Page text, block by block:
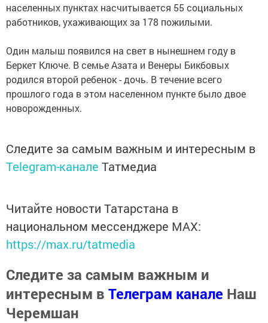
населенных пунктах насчитывается 55 социальных
работников, ухаживающих за 178 пожилыми.
Один малыш появился на свет в нынешнем году в
Беркет Ключе. В семье Азата и Венеры Бикбовых
родился второй ребенок - дочь. В течение всего
прошлого года в этом населенном пункте было двое
новорожденных.
Следите за самым важным и интересным в
Telegram-канале Татмедиа
Читайте новости Татарстана в
национальном мессенджере MАХ:
https://max.ru/tatmedia
Следите за самым важным и
интересным в Телеграм канале Наш
Черемшан